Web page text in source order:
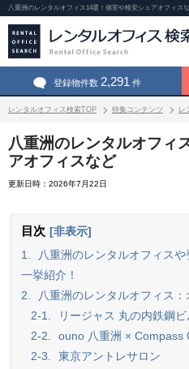
八重洲のレンタルオフィス14選！個室や格安シェアオフィス
登録物件数 2,291 件
レンタルオフィス検索TOP 特集コンテンツ レ
八重洲のレンタルオフィ
アオフィスなど
更新日時：2026年7月22日
目次 [非表示]
1.
八重洲のレンタルオフィス
一挙紹介！
2.
八重洲のレンタルオフィス：
2-1.
リージャス 丸の内鉄鋼ビ
2-2.
ouno 八重洲 × Compass
2-3.
東京アントレサロン